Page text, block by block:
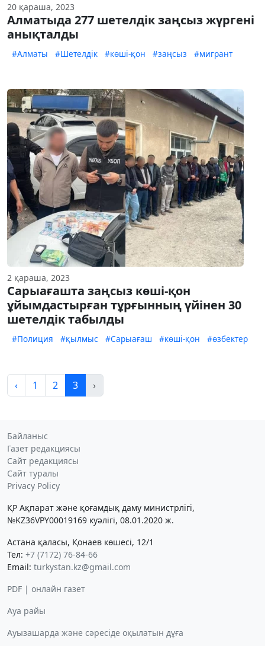
20 қараша, 2023
Алматыда 277 шетелдік заңсыз жүргені
анықталды
#Алматы #Шетелдік #көші-қон #заңсыз #мигрант
2 қараша, 2023
Сарыағашта заңсыз көші-қон
ұйымдастырған тұрғынның үйінен 30
шетелдік табылды
#Полиция #қылмыс #Сарыағаш #көші-қон #өзбектер
‹ 1 2 3 ›
Байланыс
Газет редакциясы
Сайт редакциясы
Сайт туралы
Privacy Policy
ҚР Ақпарат және қоғамдық даму министрлігі,
№KZ36VPY00019169 куәлігі, 08.01.2020 ж.
Астана қаласы, Қонаев көшесі, 12/1
Тел: +7 (7172) 76-84-66
Email: turkystan.kz@gmail.com
PDF | онлайн газет
Ауа райы
Ауызашарда және сәресіде оқылатын дұға